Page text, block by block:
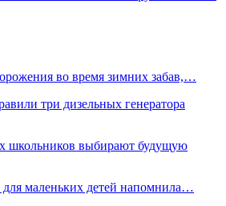
во время зимних забав,…
три дизельных генератора
школьников выбирают будущую
для маленьких детей напомнила…